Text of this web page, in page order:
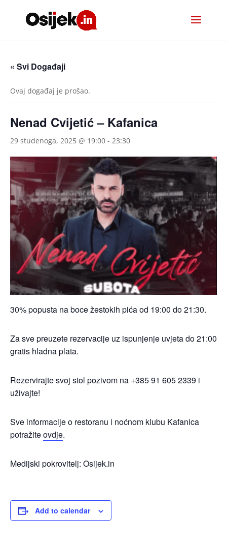
« Svi Događaji
Ovaj događaj je prošao.
Nenad Cvijetić – Kafanica
29 studenoga, 2025 @ 19:00 - 23:30
30% popusta na boce žestokih pića od 19:00 do 21:30.
Za sve preuzete rezervacije uz ispunjenje uvjeta do 21:00
gratis hladna plata.
Rezervirajte svoj stol pozivom na +385 91 605 2339 i
uživajte!
Sve informacije o restoranu i noćnom klubu Kafanica
potražiteovdje.
Medijski pokrovitelj: Osijek.in
Add to calendar